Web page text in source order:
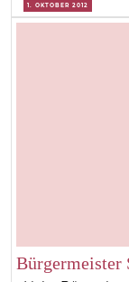
1. OKTOBER 2012
Bürgermeister